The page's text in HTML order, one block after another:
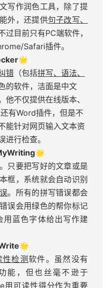
写作润色工具，除了提
外，还提供句子改写、
过目前只有PC端软件，
Safari插件。
错 （包括拼写、语法、
的软件，洁面是中文
他不仅提供在线版本、
有Word插件，但是不
能针对网页输入文本资
进行检查。
只要把写好的文章或是
框，系统就会自动识别
。所有的拼写错误都会
误会用绿色的帮你标记
用蓝色字体给出写作建
检测 软件。虽然没有
能，但也丝毫不逊于
用可读性得分作为重要